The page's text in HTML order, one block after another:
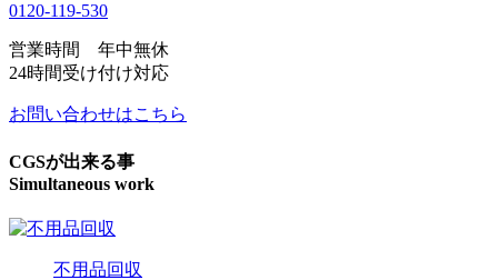
0120-119-530
営業時間 年中無休
24時間受け付け対応
お問い合わせはこちら
CGSが出来る事
Simultaneous work
不用品回収